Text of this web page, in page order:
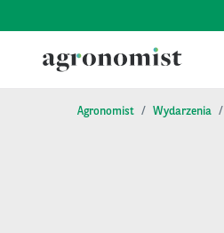
Agronomist Wydarzenia